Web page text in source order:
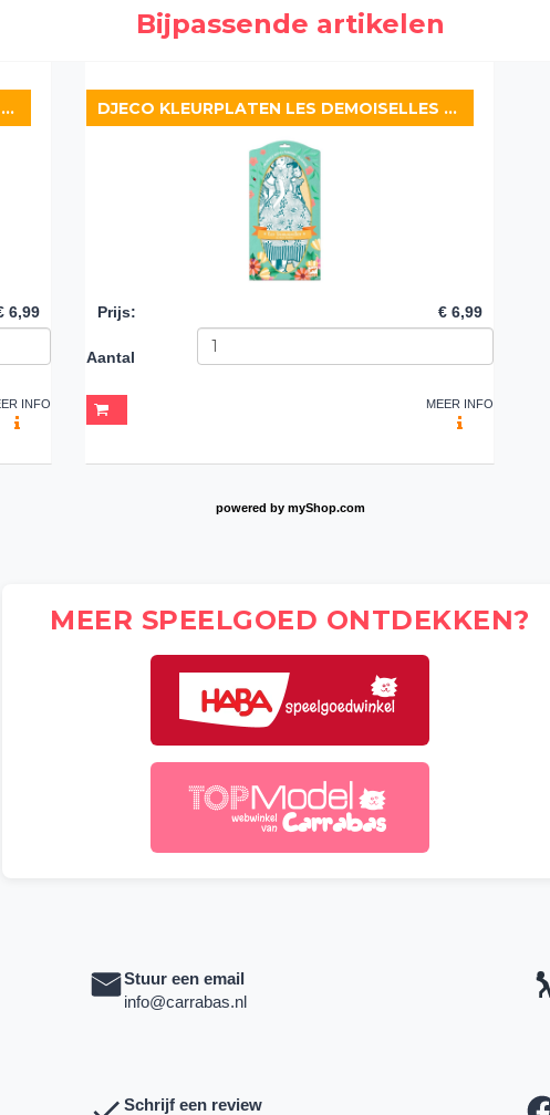
Bijpassende artikelen
DJECO KLEURPLATEN LES DEMOISELLES LAURA
6,99
INFO
DJECO KLEURPLATEN LES DEMOISELLES REBEKKA
Prijs: € 6,99
Aantal
MEER INFO
powered by myShop.com
MEER SPEELGOED ONTDEKKEN?
Stuur een email
info@carrabas.nl
Schrijf een review